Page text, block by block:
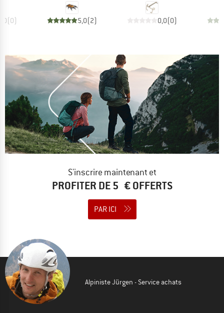
(0) 5,0(2) 0,0(0)
S'inscrire maintenant et
PROFITER DE 5 € OFFERTS
PAR ICI
Alpiniste Jürgen - Service achats